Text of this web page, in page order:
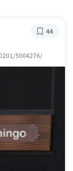
5004276/
44